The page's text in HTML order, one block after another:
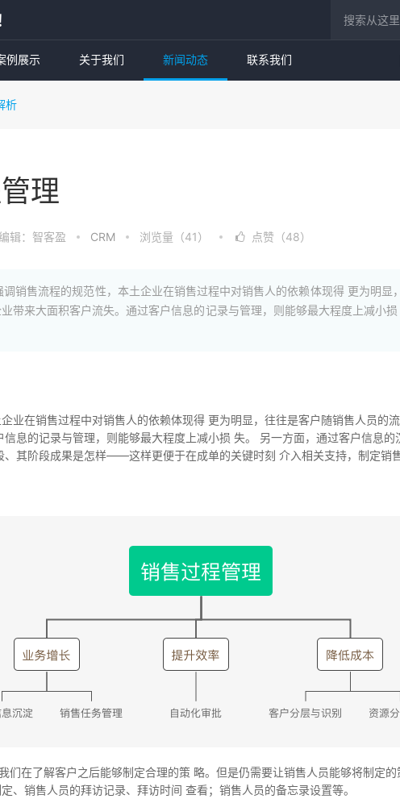
例展示 关于我们 新闻动态 联系我们
析
理
辑：智客盈 CRM 浏览量（41） 点赞（48）
销售流程的规范性，本土企业在销售过程中对销售人的依赖体现得 更为明显
带来大面积客户流失。通过客户信息的记录与管理，则能够最大程度上减小
业在销售过程中对销售人的依赖体现得 更为明显，往往是客户随销售人员的
息的记录与管理，则能够最大程度上减小损 失。 另一方面，通过客户信息
其阶段成果是怎样——这样更便于在成单的关键时刻 介入相关支持，制定销
们在了解客户之后能够制定合理的策 略。但是仍需要让销售人员能够将制定
、销售人员的拜访记录、拜访时间 查看；销售人员的备忘录设置等。